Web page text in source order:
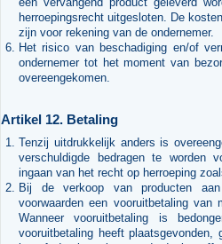
herroepingsrecht uitgesloten. De
zijn voor rekening van de ondernemer.
Het risico van beschadiging en/of
ondernemer tot het moment van
overeengekomen.
Artikel 12. Betaling
Tenzij uitdrukkelijk anders is
verschuldigde bedragen te worden
ingaan van het recht op herroeping
Bij de verkoop van producten
voorwaarden een vooruitbetaling van
Wanneer vooruitbetaling is
vooruitbetaling heeft